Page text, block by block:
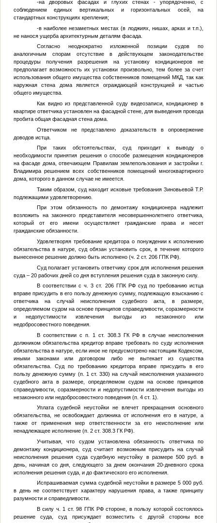
-на дворовых фасадах и глухих стенах - упорядоченно, с
соблюдением единых вертикальных и горизонтальных осей, на
стандартных конструкциях крепления;
-в наиболее незаметных местах (в лоджиях, нишах, арках и т.п.),
не нанося ущерба архитектурным деталям фасада.
Согласно неоднократно изложенной позиции судов по
аналогичным спорам отсутствие в действующем законодательстве
процедуры получения разрешения на установку кондиционеров не
предполагает возможность их установки произвольно, тем более за счет
использования общего имущества собственников помещений МКД, так как
наружная стена дома является ограждающей конструкцией и частью
общего имущества.
Как видно из представленной суду видеозаписи, кондиционер в
квартире ответчика установлен на фасадной стене, для выведения провода
пробита общая фасадная стена дома.
Ответчиком не представлено доказательств в опровержение
доводов истца.
При таких обстоятельствах, суд приходит к выводу о
необходимости принятия решения о способе размещения кондиционеров
на фасаде дома, отвечающем Правилам землепользования и застройки г.
Владимира решением всех собственников помещений многоквартирного
дома, которого в данном случае не имеется.
Таким образом, суд находит исковые требованияЗиновьевой Т.Р.
подлежащими удовлетворению.
При этом обязанность по демонтажу кондиционера надлежит
возложить на законного представителя несовершеннолетнего ответчика,
который от его имени осуществляет гражданские права и несет
гражданские обязанности.
Удовлетворяя требование кредитора о понуждении к исполнению
обязательства в натуре, суд обязан установить срок, в течение которого
вынесенное решение должно быть исполнено (ч. 2 ст. 206 ГПК РФ).
Суд полагает установить ответчику срок для исполнения решения
суда – 20 рабочих дней со дня вступления решения суда в законную силу.
В соответствии с ч. 3 ст. 206 ГПК РФ суд по требованию истца
вправе присудить в его пользу денежную сумму, подлежащую взысканию с
ответчика на случай неисполнения судебного акта, в размере,
определяемом судом на основе принципов справедливости, соразмерности
и недопустимости извлечения выгоды из незаконного или
недобросовестного поведения.
В соответствии с п. 1 ст. 308.3 ГК РФ в случае неисполнения
должником обязательства кредитор вправе требовать по суду исполнения
обязательства в натуре, если иное не предусмотрено настоящим Кодексом,
иными законами или договором либо не вытекает из существа
обязательства. Суд по требованию кредитора вправе присудить в его
пользу денежную сумму (п. 1 ст. 330) на случай неисполнения указанного
судебного акта в размере, определяемом судом на основе принципов
справедливости, соразмерности и недопустимости извлечения выгоды из
незаконного или недобросовестного поведения (п. 4 ст. 1).
Уплата судебной неустойки не влечет прекращения основного
обязательства, не освобождает должника от исполнения его в натуре, а
также от применения мер ответственности за его неисполнение или
ненадлежащее исполнение (п. 2 ст. 308.3 ГК РФ).
Учитывая, что судом установлена обязанность ответчика по
демонтажу кондиционера, суд считает возможным присудить на случай
неисполнения решения суда судебную неустойку в размере 500 руб. в
день, начиная со дня, следующего за днем окончания 20-дневного срока
исполнения решения суда, и до фактического его исполнения.
Испрашиваемая сумма судебной неустойки в размере 5 000 руб.
в день не соответствует характеру нарушения права, а также принципу
разумности и справедливости.
В силу ч. 1 ст. 98 ГПК РФ стороне, в пользу которой состоялось
решение суда, суд присуждает возместить с другой стороны все